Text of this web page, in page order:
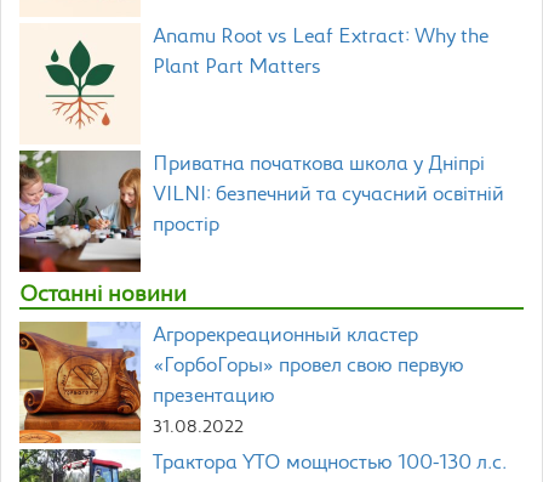
Anamu Root vs Leaf Extract: Why the
Plant Part Matters
Приватна початкова школа у Дніпрі
VILNI: безпечний та сучасний освітній
простір
Останні новини
Агрорекреационный кластер
«ГорбоГоры» провел свою первую
презентацию
31.08.2022
Трактора YTO мощностью 100-130 л.с.